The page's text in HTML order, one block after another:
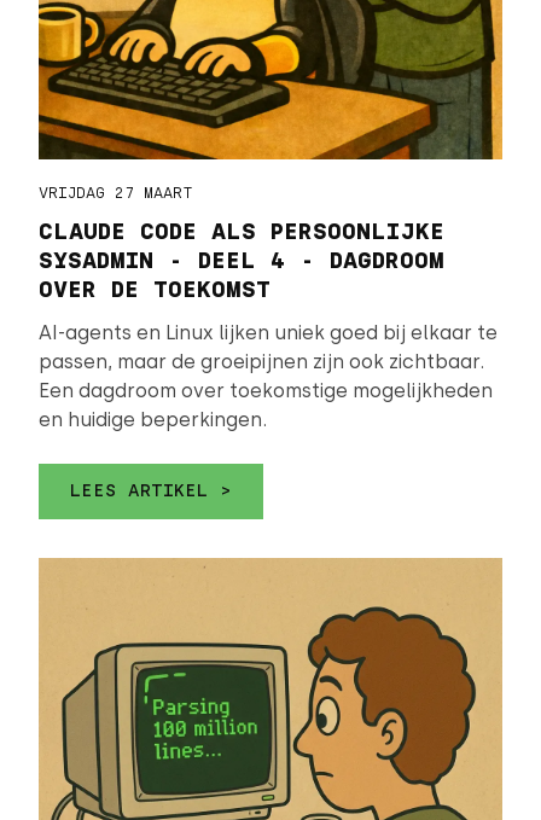
VRIJDAG 27 MAART
CLAUDE CODE ALS PERSOONLIJKE
SYSADMIN - DEEL 4 - DAGDROOM
OVER DE TOEKOMST
AI-agents en Linux lijken uniek goed bij elkaar te
passen, maar de groeipijnen zijn ook zichtbaar.
Een dagdroom over toekomstige mogelijkheden
en huidige beperkingen.
LEES ARTIKEL >